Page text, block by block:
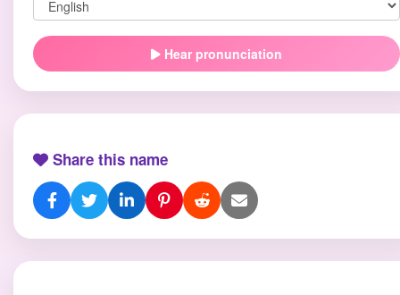
Hear pronunciation
Share this name